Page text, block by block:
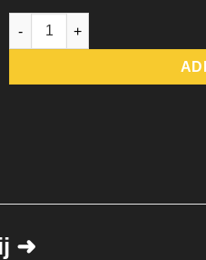
72.054 Dark Gunmetal Vallejo
➜